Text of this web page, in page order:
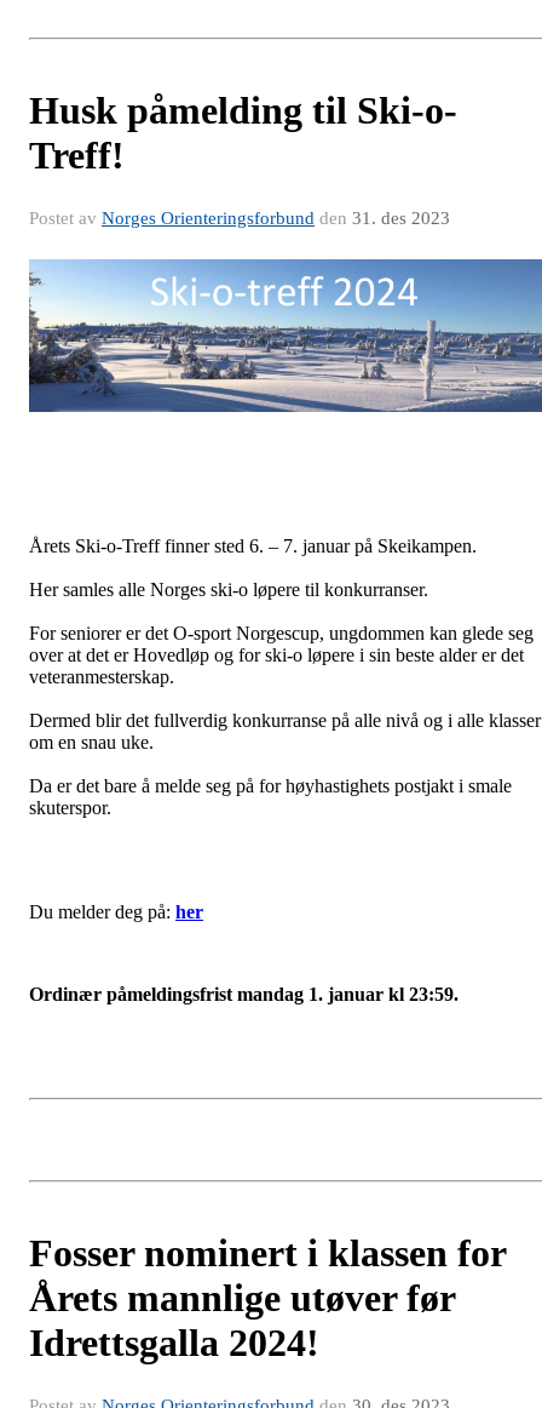
Husk påmelding til Ski-o-
Treff!
Postet av Norges Orienteringsforbund den 31. des 2023
Årets Ski-o-Treff finner sted 6. – 7. januar på Skeikampen.
Her samles alle Norges ski-o løpere til konkurranser.
For seniorer er det O-sport Norgescup, ungdommen kan glede seg
over at det er Hovedløp og for ski-o løpere i sin beste alder er det
veteranmesterskap.
Dermed blir det fullverdig konkurranse på alle nivå og i alle klasser
om en snau uke.
Da er det bare å melde seg på for høyhastighets postjakt i smale
skuterspor.
Du melder deg på: her
Ordinær påmeldingsfrist mandag 1. januar kl 23:59.
Fosser nominert i klassen for
Årets mannlige utøver før
Idrettsgalla 2024!